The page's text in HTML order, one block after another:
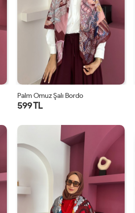
STD
Palm Omuz Şalı Bordo
599 TL